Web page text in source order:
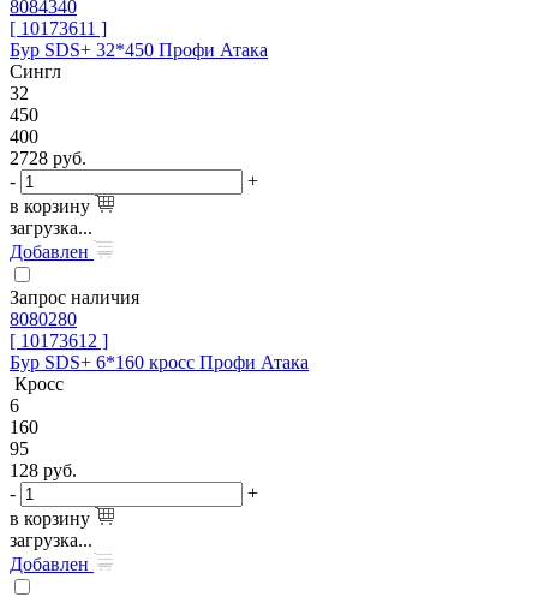
8084340
[ 10173611 ]
Бур SDS+ 32*450 Профи Атака
Сингл
32
450
400
2728 руб.
-
+
в корзину
загрузка...
Добавлен
Запрос наличия
8080280
[ 10173612 ]
Бур SDS+ 6*160 кросс Профи Атака
Кросс
6
160
95
128 руб.
-
+
в корзину
загрузка...
Добавлен